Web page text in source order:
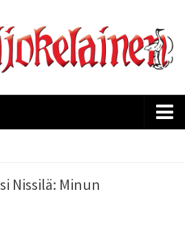
historia
Nissilä: Minun